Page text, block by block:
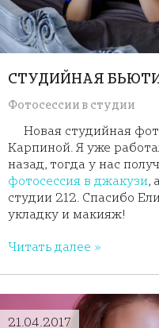
СТУДИЙНАЯ
Фотосессии в студии
Новая студийная
Карпиной. Я уже
назад, тогда у нас
фотосессия в джакузи,
студии 212. Спасибо
укладку и макияж!
Читать далее »
21.04.2017